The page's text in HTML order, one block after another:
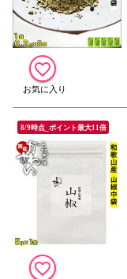
8/9時点_ポイント最大11倍